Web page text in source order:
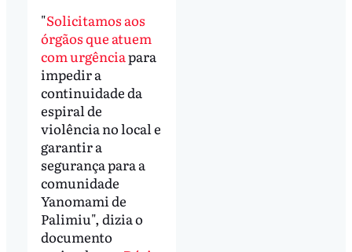
"Solicitamos aos
órgãos que atuem
com urgênciapara
impedir a
continuidade da
espiral de
violência no local e
garantir a
segurança para a
comunidade
Yanomami de
Palimiu", dizia o
documento